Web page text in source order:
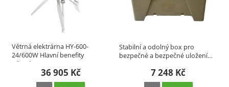
Větrná elektrárna HY-600-
24/600W Hlavní benefity
Větrný…
36 905 Kč
Stabilní a odolný box pro
bezpečné a bezpečné uložení…
7 248 Kč